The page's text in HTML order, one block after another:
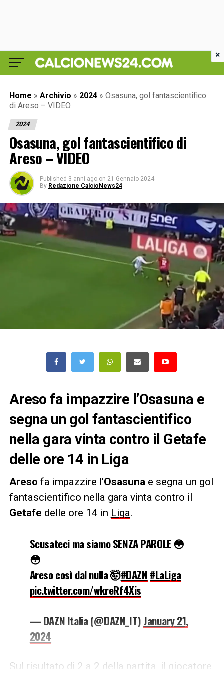
Home » Archivio » 2024 » Osasuna, gol fantascientifico
di Areso – VIDEO
2024
Osasuna, gol fantascientifico di
Areso – VIDEO
Published 3 anni ago on 21 Gennaio 2024
By Redazione CalcioNews24
Areso fa impazzire l’Osasuna e
segna un gol fantascientifico
nella gara vinta contro il Getafe
delle ore 14 in Liga
Areso fa impazzire l’Osasuna e segna un gol
fantascientifico nella gara vinta contro il
Getafe delle ore 14 in Liga.
Scusateci ma siamo SENZA PAROLE 😳
😳
Areso così dal nulla 🤯#DAZN#LaLiga
pic.twitter.com/wkreRf4Xis
— DAZN Italia (@DAZN_IT)January 21,
2024
Sul risultato di 2 a 2 della partita, il giocatore
×